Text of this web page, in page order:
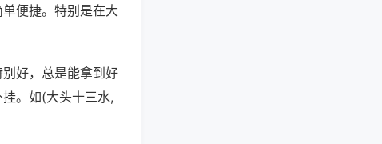
便捷。特别是在大
好，总是能拿到好
。如(大头十三水,